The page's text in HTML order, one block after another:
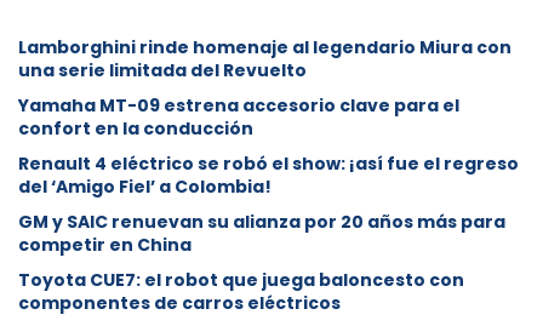
Lamborghini rinde homenaje al legendario Miura con
una serie limitada del Revuelto
Yamaha MT-09 estrena accesorio clave para el
confort en la conducción
Renault 4 eléctrico se robó el show: ¡así fue el regreso
del ‘Amigo Fiel’ a Colombia!
GM y SAIC renuevan su alianza por 20 años más para
competir en China
Toyota CUE7: el robot que juega baloncesto con
componentes de carros eléctricos